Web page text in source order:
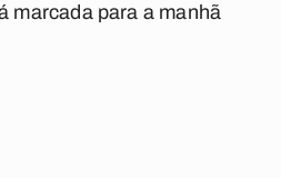
marcada para a manhã